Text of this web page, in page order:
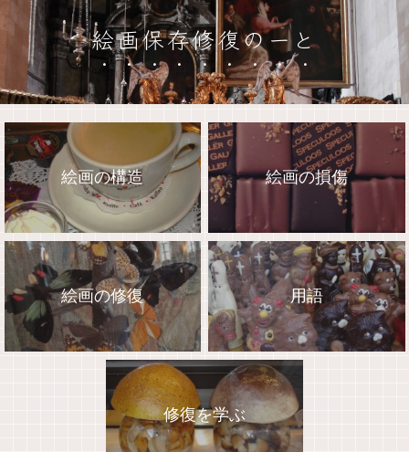
絵画保存修復のーと
絵画の構造 絵画の損傷
絵画の修復 用語
修復を学ぶ